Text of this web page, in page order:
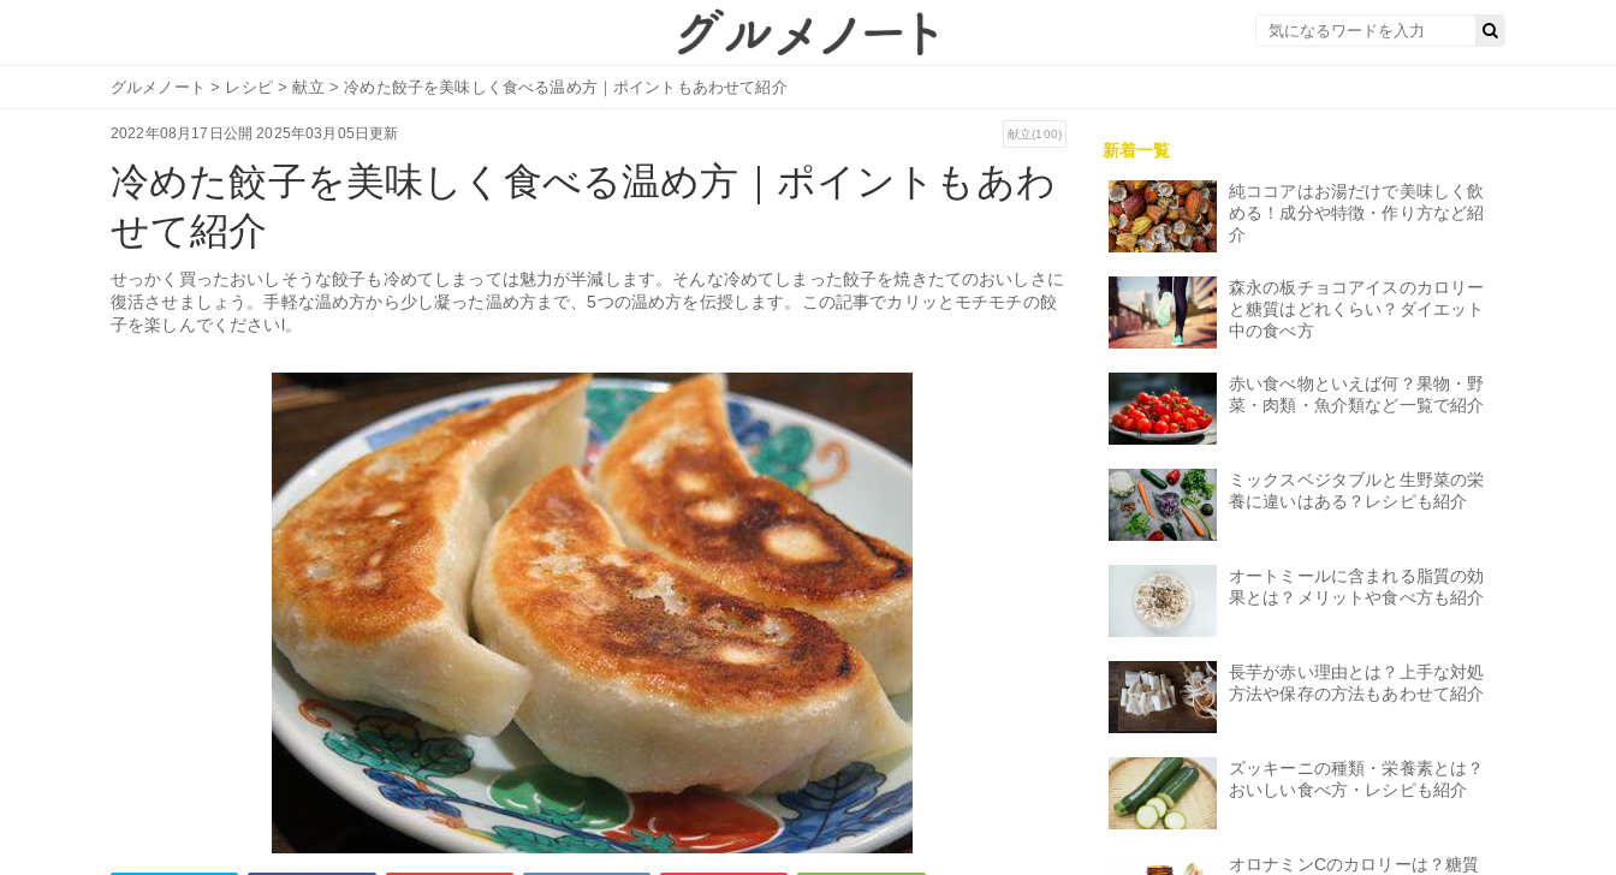
グルメノート > レシピ >献立 >冷めた餃子を美味しく食べる温め方｜ポイントもあわせて紹介
2022年08月17日公開 2025年03月05日更新 献立(100)
冷めた餃子を美味しく食べる温め方｜ポイントもあわ
せて紹介
せっかく買ったおいしそうな餃子も冷めてしまっては魅力が半減します。そんな冷めてしまった餃子を焼きたてのおいしさに
復活させましょう。手軽な温め方から少し凝った温め方まで、5つの温め方を伝授します。この記事でカリッとモチモチの餃
子を楽しんでくださいl。
新着一覧
純ココアはお湯だけで美味しく飲
める！成分や特徴・作り方など紹
介
森永の板チョコアイスのカロリー
と糖質はどれくらい？ダイエット
中の食べ方
赤い食べ物といえば何？果物・野
菜・肉類・魚介類など一覧で紹介
ミックスベジタブルと生野菜の栄
養に違いはある？レシピも紹介
オートミールに含まれる脂質の効
果とは？メリットや食べ方も紹介
長芋が赤い理由とは？上手な対処
方法や保存の方法もあわせて紹介
ズッキーニの種類・栄養素とは？
おいしい食べ方・レシピも紹介
オロナミンCのカロリーは？糖質